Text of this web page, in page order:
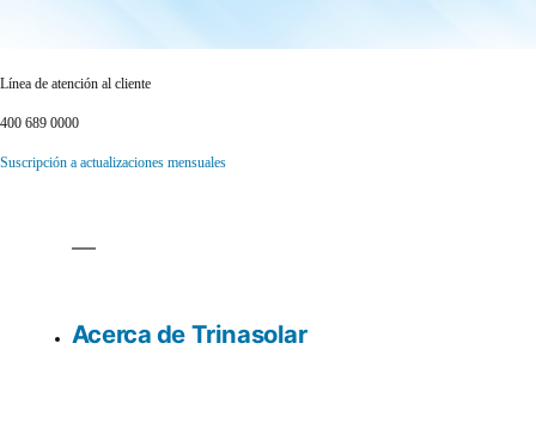
Línea de atención al cliente
400 689 0000
Suscripción a actualizaciones mensuales
Acerca de Trinasolar